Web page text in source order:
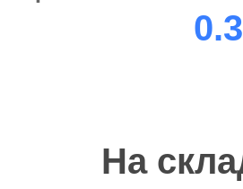
На